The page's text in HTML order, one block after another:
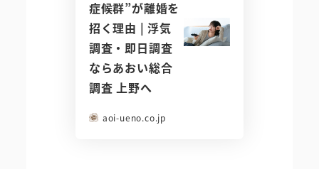
症候群”が離婚を
招く理由 | 浮気
調査・即日調査
ならあおい総合
調査 上野へ
aoi-ueno.co.jp